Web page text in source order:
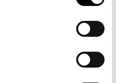
Spookachtig spel met